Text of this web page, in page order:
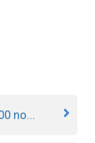
no...